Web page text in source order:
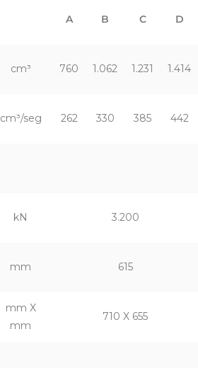
A B C D
cm³ 760 1.062 1.231 1.414
cm³/seg 262 330 385 442
kN 3.200
mm 615
mm X
mm
710 X 655